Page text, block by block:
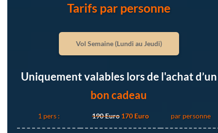
Tarifs par personne
Vol Semaine (Lundi au Jeudi)
Uniquement valables lors de l'achat d’un
bon cadeau
1 pers : 190 Euro170 Euro par personne